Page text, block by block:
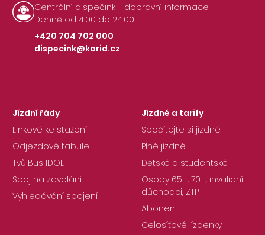
Centrální dispečink - dopravní informace
Denně od 4:00 do 24:00
+420 704 702 000
|
dispecink@korid.cz
Jízdní řády
Linkové ke stažení
Odjezdové tabule
TvůjBus IDOL
Spoj na zavolání
Vyhledávání spojení
Jízdné a tarify
Spočítejte si jízdné
Plné jízdné
Dětské a studentské
Osoby 65+, 70+, invalidní
důchodci, ZTP
Abonent
Celosíťové jízdenky